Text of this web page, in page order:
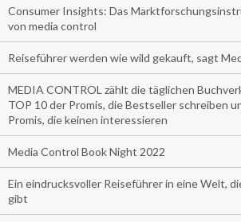
Consumer Insights: Das
von media control
Reiseführer werden wie wild gekauft, sagt
MEDIA CONTROL zählt die täglichen
TOP 10 der Promis, die Bestseller schreiben
Promis, die keinen interessieren
Media Control Book Night 2022
Ein eindrucksvoller Reiseführer in eine Welt,
gibt